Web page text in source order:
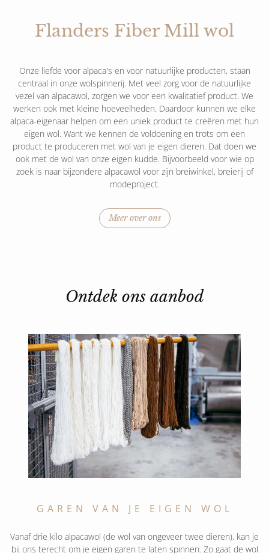
Flanders Fiber Mill wol
Onze liefde voor alpaca's en voor natuurlijke producten, staan
centraal in onze wolspinnerij. Met veel zorg voor de natuurlijke
vezel van alpacawol, zorgen we voor een kwalitatief product. We
werken ook met kleine hoeveelheden. Daardoor kunnen we elke
alpaca-eigenaar helpen om een uniek product te creëren met hun
eigen wol. Want we kennen de voldoening en trots om een
product te produceren met wol van je eigen dieren. Dat doen we
ook met de wol van onze eigen kudde. Bijvoorbeeld voor wie op
zoek is naar bijzondere alpacawol voor zijn breiwinkel, breierij of
modeproject.
Meer over ons
Ontdek ons aanbod
GAREN VAN JE EIGEN WOL
Vanaf drie kilo alpacawol (de wol van ongeveer twee dieren), kan je
bij ons terecht om je eigen garen te laten spinnen. Zo gaat de wol